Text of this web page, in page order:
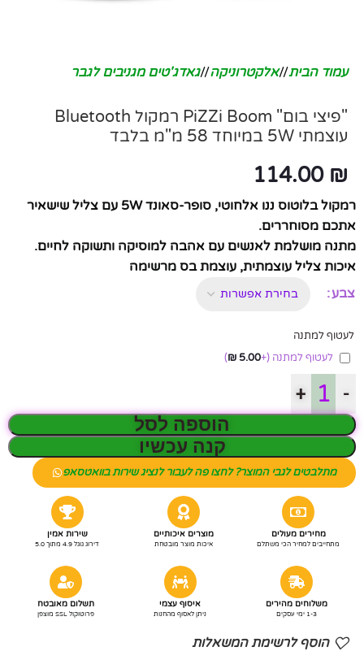
עמוד הבית/ אלקטרוניקה/ גאדג'טים מגניבים לגבר
"פיצי בום" PiZZi Boom רמקול Bluetooth
עוצמתי 5W במיוחד 58 מ"מ בלבד
114.00 ₪
רמקול בלוטוס ננו אלחוטי, סופר-סאונד 5W עם צליל שישאיר
אתכם מסוחררים.
מתנה מושלמת לאנשים עם אהבה למוסיקה ותשוקה לחיים.
איכות צליל עוצמתית, עוצמת בס מרשימה
צבע
לעטוף למתנה
לעטוף למתנה (+
5.00
₪
)
-
+
הוספה לסל
קנה עכשיו
מתלבטים לגבי המוצר? לחצו פה לעבור לנציג שירות בוואטסאפ
מחירים מעולים
מתחייבים למחיר הכי משתלם
מוצרים איכותיים
איכות מוצר מובטחת
שירות אמין
דירוג גוגל 4.9 מתוך 5.0
משלוחים מהירים
1-3 ימי עסקים
איסוף עצמי
ניתן לאסוף מהחנות
תשלום מאובטח
פרוטוקול SSL מוצפן
הוסף לרשימת המשאלות